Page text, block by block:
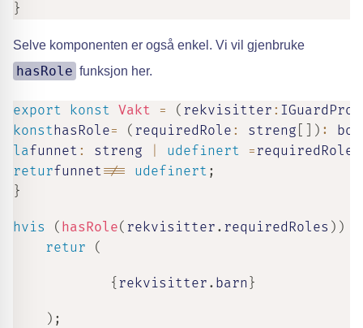
}
Selve komponenten er også enkel. Vi vil gjenbruke
hasRole funksjon her.
export konst Vakt = ( rekvisitter :
konsthasRole= ( requiredRole : streng ) :
lafunnet : streng udefinert =requiredRole
returfunnet!== udefinert ;
}
hvis ( hasRole( rekvisitter . requiredRoles ) )
retur
(
{ rekvisitter . barn }
) ;